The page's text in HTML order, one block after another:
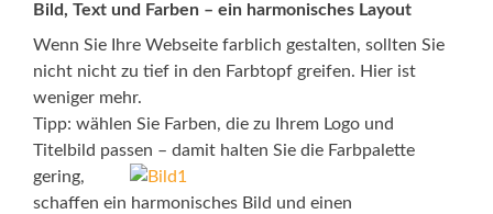
Bild, Text und Farben – ein harmonisches Layout
Wenn Sie Ihre Webseite farblich gestalten, sollten Sie
nicht nicht zu tief in den Farbtopf greifen. Hier ist
weniger mehr.
Tipp: wählen Sie Farben, die zu Ihrem Logo und
Titelbild passen – damit halten Sie die Farbpalette
gering,
schaffen ein harmonisches Bild und einen